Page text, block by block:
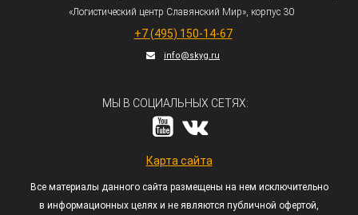
«Логистический центр Славянский Мир», корпус 30
+7 (495) 150-14-67
info@skyg.ru
МЫ В СОЦИАЛЬНЫХ СЕТЯХ:
Карта сайта
Все материалы данного сайта размещены на нем исключительно
в информационных целях и не являются публичной офертой,